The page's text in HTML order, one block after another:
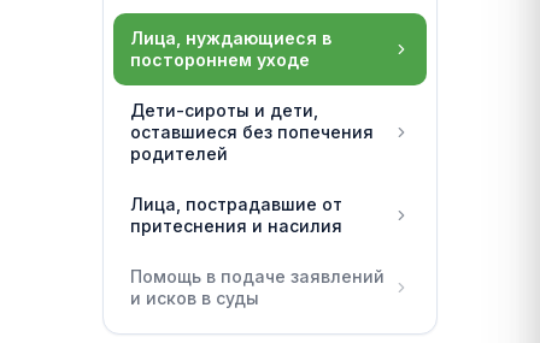
Лица, нуждающиеся в
постороннем уходе
Дети-сироты и дети,
оставшиеся без попечения
родителей
Лица, пострадавшие от
притеснения и насилия
Помощь в подаче заявлений
и исков в суды